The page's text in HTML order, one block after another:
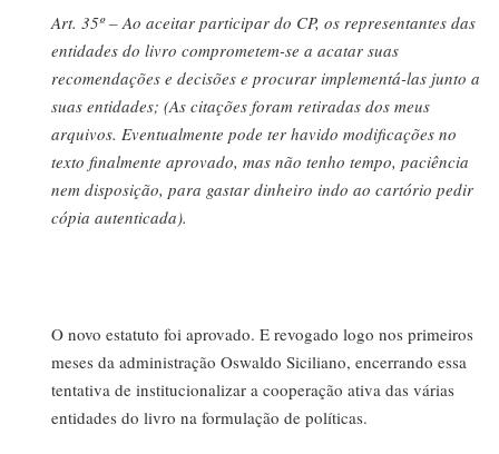
Art. 35º – Ao aceitar participar do CP, os representantes das
entidades do livro comprometem-se a acatar suas
recomendações e decisões e procurar implementá-las junto a
suas entidades; (As citações foram retiradas dos meus
arquivos. Eventualmente pode ter havido modificações no
texto finalmente aprovado, mas não tenho tempo, paciência
nem disposição, para gastar dinheiro indo ao cartório pedir
cópia autenticada).
O novo estatuto foi aprovado. E revogado logo nos primeiros
meses da administração Oswaldo Siciliano, encerrando essa
tentativa de institucionalizar a cooperação ativa das várias
entidades do livro na formulação de políticas.